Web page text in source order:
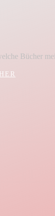
Bücher